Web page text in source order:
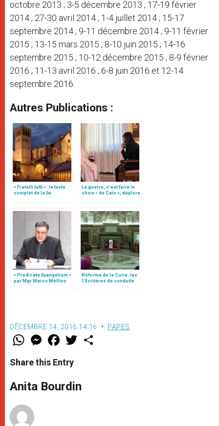
octobre 2013 ; 3-5 décembre 2013 ; 17-19 février
2014 ; 27-30 avril 2014 ; 1-4 juillet 2014 ; 15-17
septembre 2014 ; 9-11 décembre 2014 ; 9-11 février
2015 ; 13-15 mars 2015 ; 8-10 juin 2015 ; 14-16
septembre 2015 ; 10-12 décembre 2015 ; 8-9 février
2016 ; 11-13 avril 2016 ; 6-8 juin 2016 et 12-14
septembre 2016.
Autres Publications :
« Fratelli tutti »: le texte
complet de la 3e
La guerre, c’est faire le
choix « de Caïn », déplore
« Predicate Evangelium »
par Mgr Marco Mellino
(1/2)
Réforme de la Curie: les
12 critères de conduite
DÉCEMBRE 14, 2016 14:16 PAPES
W
t
s
p
p
M
e
s
e
g
e
F
a
e
b
o
k
w
r
Share this Entry
Anita Bourdin